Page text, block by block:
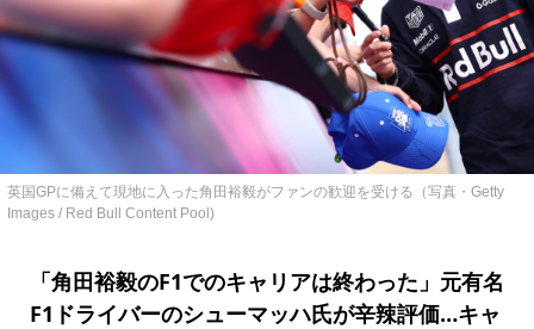
英国GPに備えて現地に入った角田裕毅がファンの歓迎を受ける（写真・Getty
Images / Red Bull Content Pool)
「角田裕毅のF1でのキャリアは終わった」元有名
F1ドライバーのシューマッハ氏が辛辣評価…キャ